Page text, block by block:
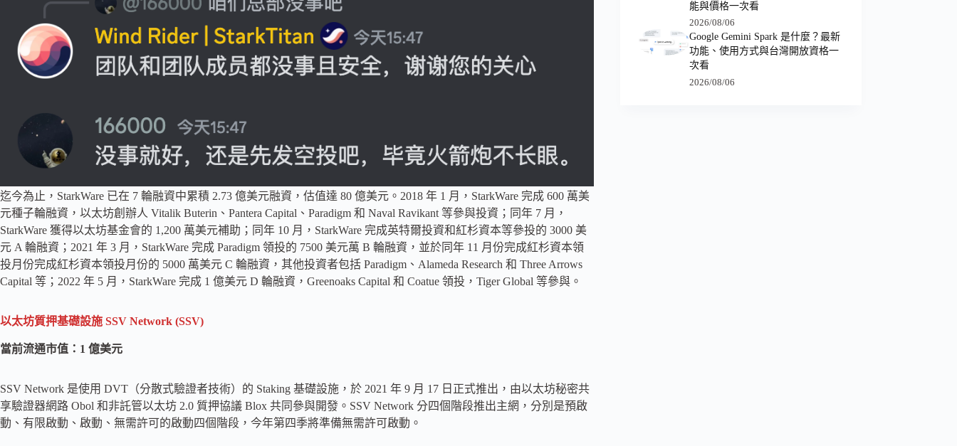
迄今為止，StarkWare 已在 7 輪融資中累積 2.73 億美元融資，估值達 80 億美元。2018 年 1 月，StarkWare 完成 600 萬美
元種子輪融資，以太坊創辦人 Vitalik Buterin、Pantera Capital、Paradigm 和 Naval Ravikant 等參與投資；同年 7 月，
StarkWare 獲得以太坊基金會的 1,200 萬美元補助；同年 10 月，StarkWare 完成英特爾投資和紅杉資本等參投的 3000 美
元 A 輪融資；2021 年 3 月，StarkWare 完成 Paradigm 領投的 7500 美元萬 B 輪融資，並於同年 11 月份完成紅杉資本領
投月份完成紅杉資本領投月份的 5000 萬美元 C 輪融資，其他投資者包括 Paradigm、Alameda Research 和 Three Arrows
Capital 等；2022 年 5 月，StarkWare 完成 1 億美元 D 輪融資，Greenoaks Capital 和 Coatue 領投，Tiger Global 等參與。
以太坊質押基礎設施 SSV Network (SSV)
當前流通市值：1 億美元
SSV Network 是使用 DVT（分散式驗證者技術）的 Staking 基礎設施，於 2021 年 9 月 17 日正式推出，由以太坊秘密共
享驗證器網路 Obol 和非託管以太坊 2.0 質押協議 Blox 共同參與開發。SSV Network 分四個階段推出主網，分別是預啟
動、有限啟動、啟動、無需許可的啟動四個階段，今年第四季將準備無需許可啟動。
能與價格一次看
2026/08/06
Google Gemini Spark 是什麼？最新
功能、使用方式與台灣開放資格一
次看
2026/08/06